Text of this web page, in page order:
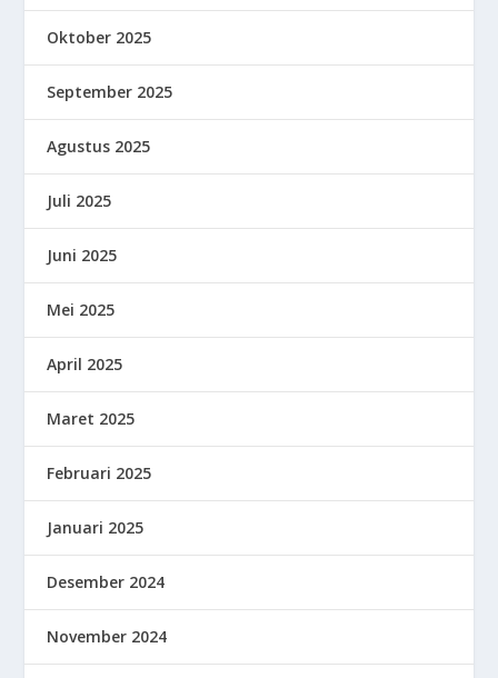
Oktober 2025
September 2025
Agustus 2025
Juli 2025
Juni 2025
Mei 2025
April 2025
Maret 2025
Februari 2025
Januari 2025
Desember 2024
November 2024